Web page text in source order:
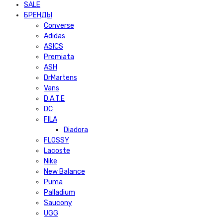
SALE
БРЕНДЫ
Converse
Adidas
ASICS
Premiata
ASH
DrMartens
Vans
D.A.T.E
DC
FILA
Diadora
FLOSSY
Lacoste
Nike
New Balance
Puma
Palladium
Saucony
UGG